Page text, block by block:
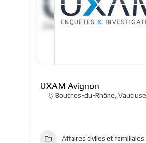
UXAM Avignon
Bouches-du-Rhône Vaucluse
Affaires civiles et familiales